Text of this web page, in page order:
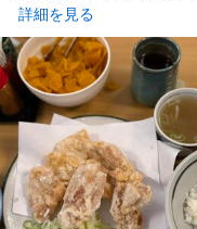
詳細を見る